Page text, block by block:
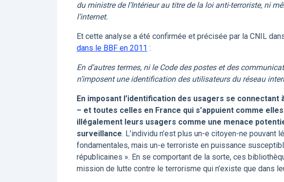
du ministre de l’Intérieur au titre de la loi anti-terroriste, ni
l’internet.
Et cette analyse a été confirmée et précisée par la CNIL
dans le BBF en 2011 :
En d’autres termes, ni le Code des postes et des
n’imposent une identification des utilisateurs du réseau
En imposant l’identification des usagers se
– et toutes celles en France qui s’appuient comme
illégalement leurs usagers comme une menace
surveillance. L’individu n’est plus un-e citoyen-ne
fondamentales, mais un-e terroriste en puissance
républicaines ». En se comportant de la sorte, ces
mission de lutte contre le terrorisme qui n’existe que dans